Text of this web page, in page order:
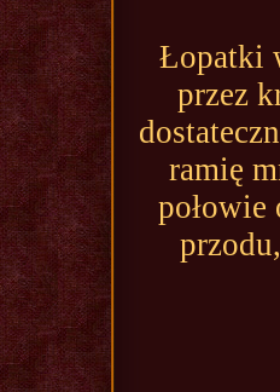
Łopatki
przez
ramię
połowie